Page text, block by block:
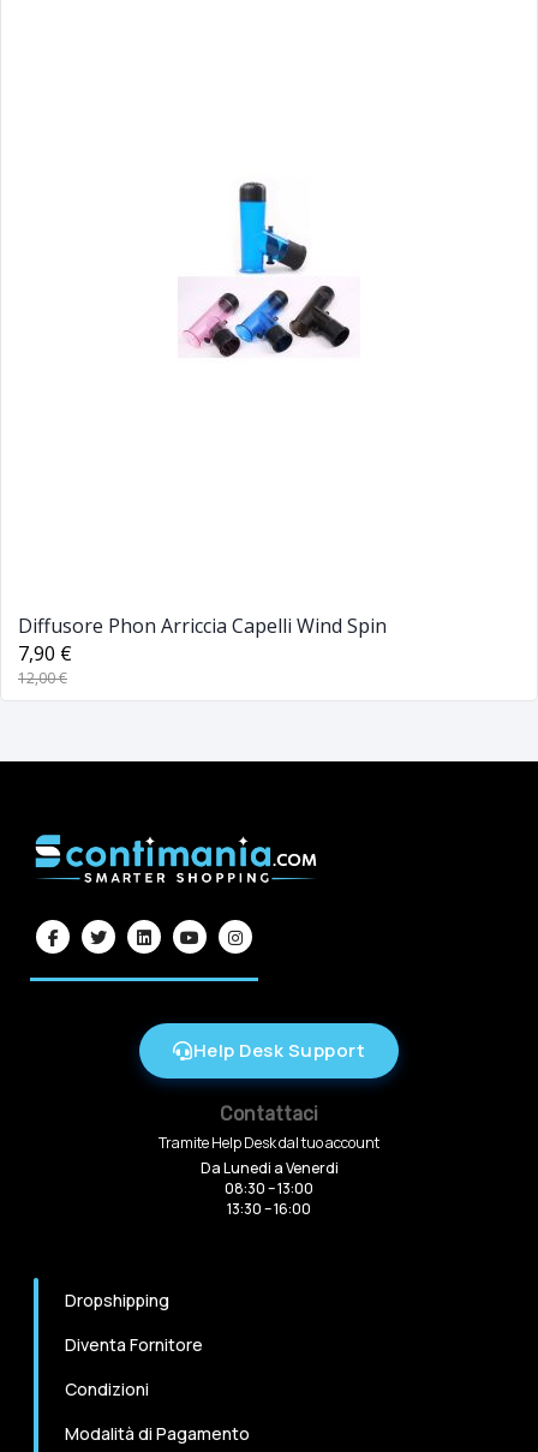
Diffusore Phon Arriccia Capelli Wind Spin
7,90 €
12,00 €
Help Desk Support
Contattaci
Tramite Help Desk dal tuo account
Da Lunedi a Venerdi
08:30 – 13:00
13:30 – 16:00
Dropshipping
Diventa Fornitore
Condizioni
Modalità di Pagamento